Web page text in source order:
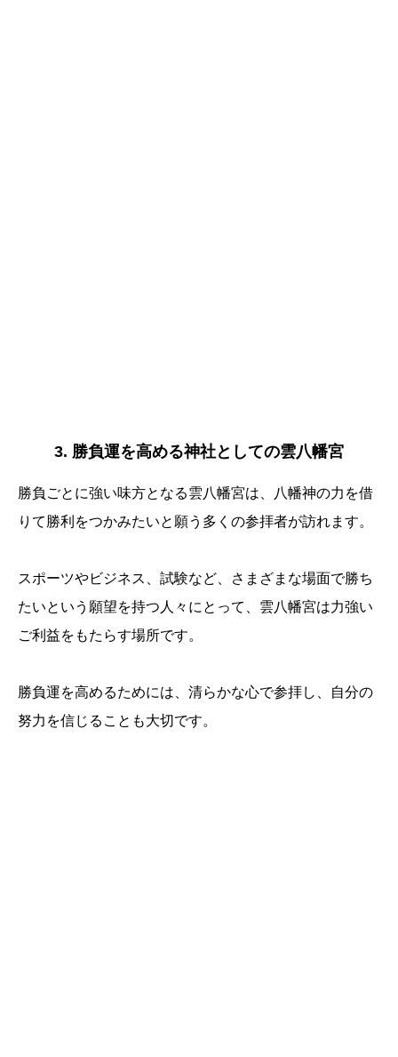
3. 勝負運を高める神社としての雲八幡宮
勝負ごとに強い味方となる雲八幡宮は、八幡神の力を借
りて勝利をつかみたいと願う多くの参拝者が訪れます。
スポーツやビジネス、試験など、さまざまな場面で勝ち
たいという願望を持つ人々にとって、雲八幡宮は力強い
ご利益をもたらす場所です。
勝負運を高めるためには、清らかな心で参拝し、自分の
努力を信じることも大切です。